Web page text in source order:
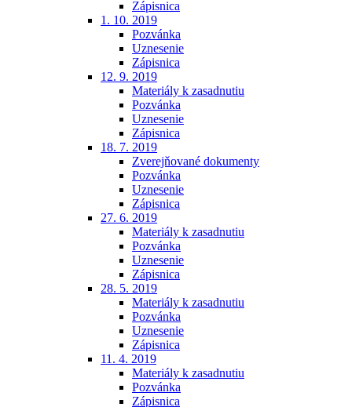
Zápisnica
1. 10. 2019
Pozvánka
Uznesenie
Zápisnica
12. 9. 2019
Materiály k zasadnutiu
Pozvánka
Uznesenie
Zápisnica
18. 7. 2019
Zverejňované dokumenty
Pozvánka
Uznesenie
Zápisnica
27. 6. 2019
Materiály k zasadnutiu
Pozvánka
Uznesenie
Zápisnica
28. 5. 2019
Materiály k zasadnutiu
Pozvánka
Uznesenie
Zápisnica
11. 4. 2019
Materiály k zasadnutiu
Pozvánka
Zápisnica